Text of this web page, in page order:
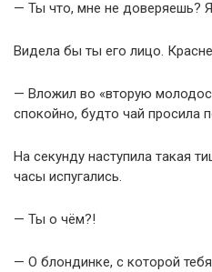
— Ты что, мне не доверяешь?
Видела бы ты его лицо.
— Вложил во «вторую
спокойно, будто чай просила
На секунду наступила такая
часы испугались.
— Ты о чём?!
— О блондинке, с которой